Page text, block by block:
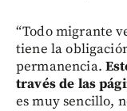
“Todo migrante
tiene la
permanencia.
través de las
es muy sencillo,